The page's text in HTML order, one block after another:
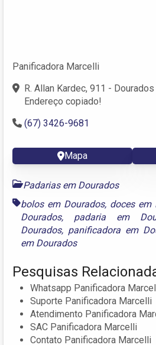
Panificadora Marcelli
R. Allan Kardec, 911 -
Endereço copiado!
(67) 3426-9681
Mapa
Padarias em Dourados
bolos em Dourados, doces em
Dourados, padaria em
Dourados, panificadora em
em Dourados
Pesquisas
Whatsapp Panificadora
Suporte Panificadora Marcelli
Atendimento Panificadora
SAC Panificadora Marcelli
Contato Panificadora Marcelli